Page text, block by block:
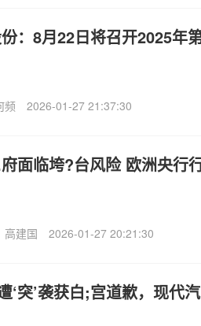
：8月22日将召开2025年
频 2026-01-27 21:37:30
面临垮?台风险 欧洲央行
高建国 2026-01-27 20:21:30
‘突’袭获白;宫道歉，现代